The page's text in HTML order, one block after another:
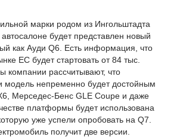
марки родом из Ингольштадта
будет представлен новый
как Ауди Q6. Есть информация, что
ЕС будет стартовать от 84 тыс.
компании рассчитывают, что
модель непременно будет достойным
Мерседес-Бенс GLE Coupe и даже
платформы будет использована
уже успели опробовать на Q7.
получит две версии.